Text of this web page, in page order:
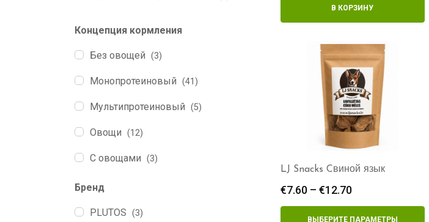
Концепция кормления
Без овощей (3)
Монопротеиновый (41)
Мультипротеиновый (5)
Овощи (12)
С овощами (3)
Цельная добыча
Бренд
PLUTOS (3)
В КОРЗИНУ
LJ Snacks Cвиной язык
€7.60 – €12.70
цен:
€7.60
ВЫБЕРИТЕ ПАРАМЕТРЫ